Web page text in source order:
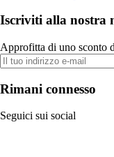
Iscriviti alla nostra
Approfitta di uno sconto
Rimani connesso
Seguici sui social